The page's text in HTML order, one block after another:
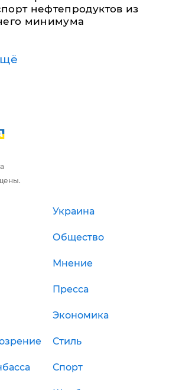
нефтепродуктов из
минимума
Украина
Общество
Мнение
Пресса
Экономика
Стиль
Спорт